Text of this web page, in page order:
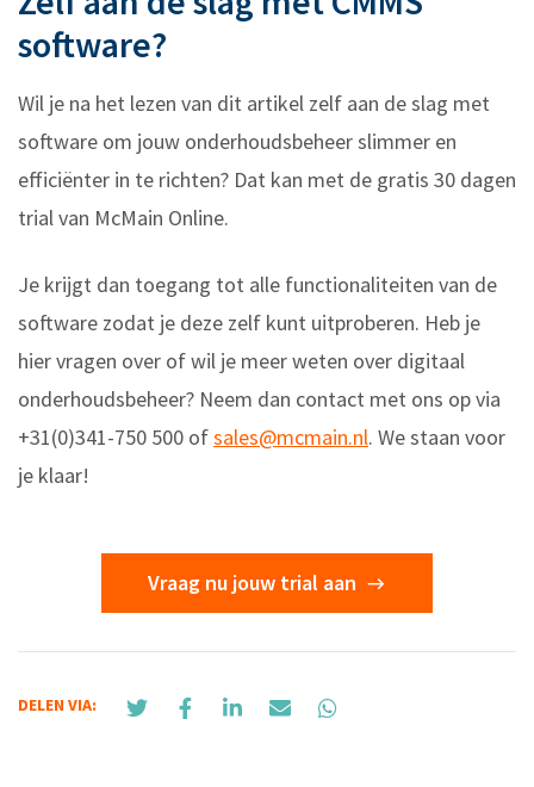
software?
Wil je na het lezen van dit artikel zelf aan de slag met
software om jouw onderhoudsbeheer slimmer en
efficiënter in te richten? Dat kan met de gratis 30 dagen
trial van McMain Online.
Je krijgt dan toegang tot alle functionaliteiten van de
software zodat je deze zelf kunt uitproberen. Heb je
hier vragen over of wil je meer weten over digitaal
onderhoudsbeheer? Neem dan contact met ons op via
+31(0)341-750 500 ofsales@mcmain.nl. We staan voor
je klaar!
Vraag nu jouw trial aan
DELEN VIA: